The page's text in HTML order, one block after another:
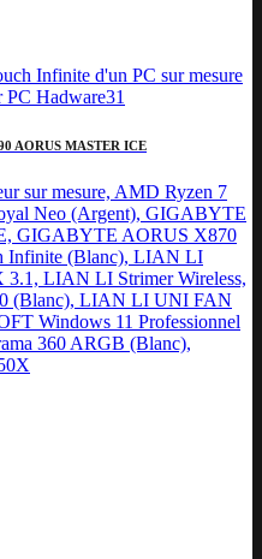
AORUS MASTER ICE
sur mesure, AMD Ryzen 7
Neo (Argent), GIGABYTE
GIGABYTE AORUS X870
Infinite (Blanc), LIAN LI
3.1, LIAN LI Strimer Wireless,
(Blanc), LIAN LI UNI FAN
Windows 11 Professionnel
360 ARGB (Blanc),